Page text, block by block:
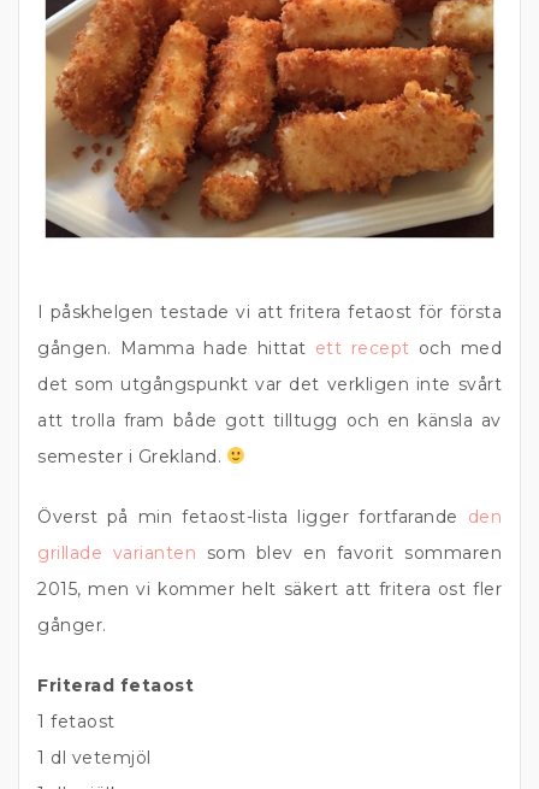
I påskhelgen testade vi att fritera fetaost för första
gången. Mamma hade hittat ett recept och med
det som utgångspunkt var det verkligen inte svårt
att trolla fram både gott tilltugg och en känsla av
semester i Grekland.
Överst på min fetaost-lista ligger fortfarande den
grillade varianten som blev en favorit sommaren
2015, men vi kommer helt säkert att fritera ost fler
gånger.
Friterad fetaost
1 fetaost
1 dl vetemjöl